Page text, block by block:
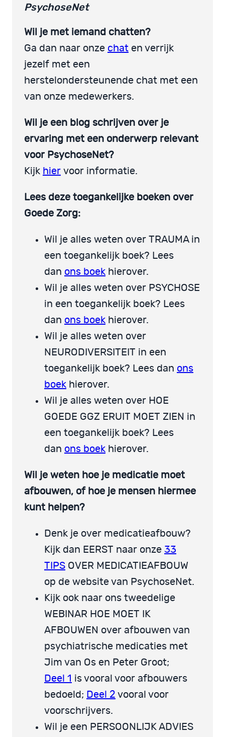
PsychoseNet
Wil je met iemand chatten?
Ga dan naar onze chat en verrijk
jezelf met een
herstelondersteunende chat met een
van onze medewerkers.
Wil je een blog schrijven over je
ervaring met een onderwerp relevant
voor PsychoseNet?
Kijk hier voor informatie.
Lees deze toegankelijke boeken over
Goede Zorg:
Wil je alles weten over TRAUMA in
een toegankelijk boek? Lees
dan ons boek hierover.
Wil je alles weten over PSYCHOSE
in een toegankelijk boek? Lees
dan ons boek hierover.
Wil je alles weten over
NEURODIVERSITEIT in een
toegankelijk boek? Lees dan ons
boek hierover.
Wil je alles weten over HOE
GOEDE GGZ ERUIT MOET ZIEN in
een toegankelijk boek? Lees
dan ons boek hierover.
Wil je weten hoe je medicatie moet
afbouwen, of hoe je mensen hiermee
kunt helpen?
Denk je over medicatieafbouw?
Kijk dan EERST naar onze 33
TIPS OVER MEDICATIEAFBOUW
op de website van PsychoseNet.
Kijk ook naar ons tweedelige
WEBINAR HOE MOET IK
AFBOUWEN over afbouwen van
psychiatrische medicaties met
Jim van Os en Peter Groot;
Deel 1 is vooral voor afbouwers
bedoeld; Deel 2 vooral voor
voorschrijvers.
Wil je een PERSOONLIJK ADVIES